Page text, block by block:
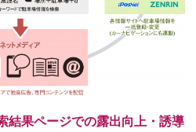
結果ページでの露出向上・誘導